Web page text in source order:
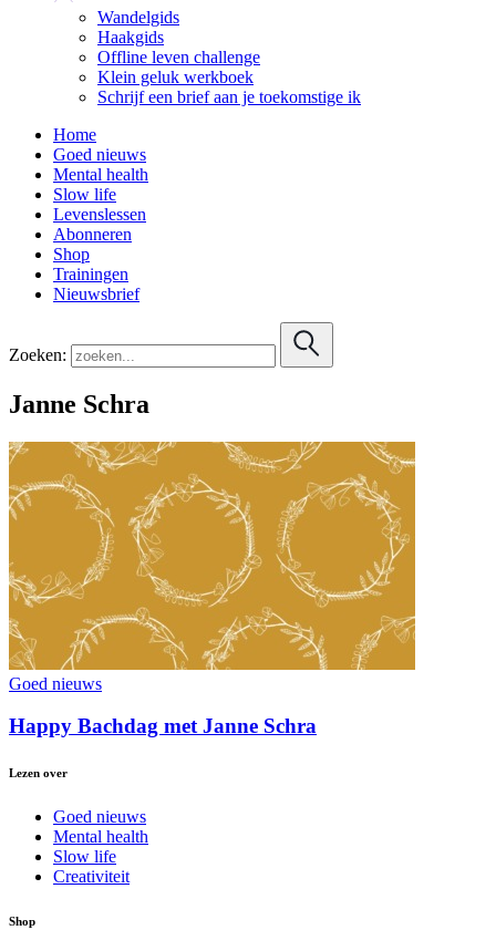
Wandelgids
Haakgids
Offline leven challenge
Klein geluk werkboek
Schrijf een brief aan je toekomstige ik
Home
Goed nieuws
Mental health
Slow life
Levenslessen
Abonneren
Shop
Trainingen
Nieuwsbrief
Zoeken:
Janne Schra
Goed nieuws
Happy Bachdag met Janne Schra
Lezen over
Goed nieuws
Mental health
Slow life
Creativiteit
Shop